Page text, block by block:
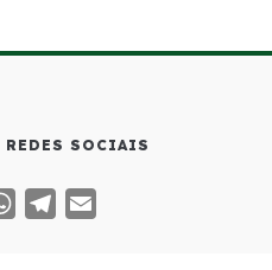
REDES SOCIAIS
WhatsAppTelegram